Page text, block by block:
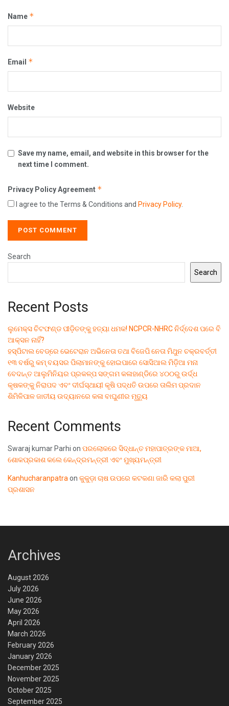
Name *
Email *
Website
Save my name, email, and website in this browser for the
next time I comment.
Privacy Policy Agreement *
I agree to the Terms & Conditions and Privacy Policy.
Search
Search
Recent Posts
ଲୁମେକ୍ସ ଚିଟଫଣ୍ଡ ପୀଡ଼ିତଙ୍କୁ ହତ୍ୟା ଧମକ! NCPCR-NHRC ନିର୍ଦ୍ଦେଶ ପରେ ବି
ଆକ୍ସନ ନାହିଁ?
ହସ୍ପିଟାଲ ବେଡ୍‌ରେ ଭେଟେରାନ ଅଭିନେତା ତଥା ବିଜେପି ନେତା ମିଥୁନ ଚକ୍ରବର୍ତ୍ତୀ
୧୩ ବର୍ଷରୁ କମ୍ ବୟସର ପିଲାମାନଙ୍କୁ ହୋଇପାରେ ସୋସିଆଲ ମିଡ଼ିଆ ମନା
ବେଦାନ୍ତ ଆଲୁମିନିୟର ପ୍ରକଳ୍ପ ସଙ୍ଗମ କଳାହାଣ୍ଡିରେ ୪୦୦ରୁ ଉର୍ଦ୍ଧ
କୃଷକଙ୍କୁ ନିରାପଦ ଏବଂ ଦୀର୍ଘସ୍ଥାୟୀ କୃଷି ପଦ୍ଧତି ଉପରେ ତାଲିମ ପ୍ରଦାନ
ଶିମିଳିପାଳ ଜାତୀୟ ଉଦ୍ୟାନରେ କଳା ବାଘୁଣୀର ମୃତ୍ୟୁ
Recent Comments
Swaraj kumar Parhi on ପରଲୋକରେ ସିଦ୍ଧାନ୍ତ ମହାପାତ୍ରଙ୍କ ମାଆ,
ଶୋକପ୍ରକାଶ କଲେ କେନ୍ଦ୍ରମନ୍ତ୍ରୀ ଏବଂ ମୁଖ୍ୟମନ୍ତ୍ରୀ
Kanhucharanpatra on କୁକୁଡ଼ା ଚାଷ ଉପରେ କଟକଣା ଜାରି କଲା ପୁରୀ
ପ୍ରଶାସନ
Archives
August 2026
July 2026
June 2026
May 2026
April 2026
March 2026
February 2026
January 2026
December 2025
November 2025
October 2025
September 2025